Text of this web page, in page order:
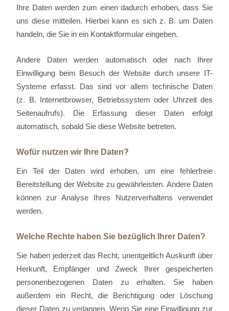
Ihre Daten werden zum einen dadurch erhoben, dass Sie
uns diese mitteilen. Hierbei kann es sich z. B. um Daten
handeln, die Sie in ein Kontaktformular eingeben.
Andere Daten werden automatisch oder nach Ihrer
Einwilligung beim Besuch der Website durch unsere IT-
Systeme erfasst. Das sind vor allem technische Daten
(z. B. Internetbrowser, Betriebssystem oder Uhrzeit des
Seitenaufrufs). Die Erfassung dieser Daten erfolgt
automatisch, sobald Sie diese Website betreten.
Wofür nutzen wir Ihre Daten?
Ein Teil der Daten wird erhoben, um eine fehlerfreie
Bereitstellung der Website zu gewährleisten. Andere Daten
können zur Analyse Ihres Nutzerverhaltens verwendet
werden.
Welche Rechte haben Sie bezüglich Ihrer Daten?
Sie haben jederzeit das Recht, unentgeltlich Auskunft über
Herkunft, Empfänger und Zweck Ihrer gespeicherten
personenbezogenen Daten zu erhalten. Sie haben
außerdem ein Recht, die Berichtigung oder Löschung
dieser Daten zu verlangen. Wenn Sie eine Einwilligung zur